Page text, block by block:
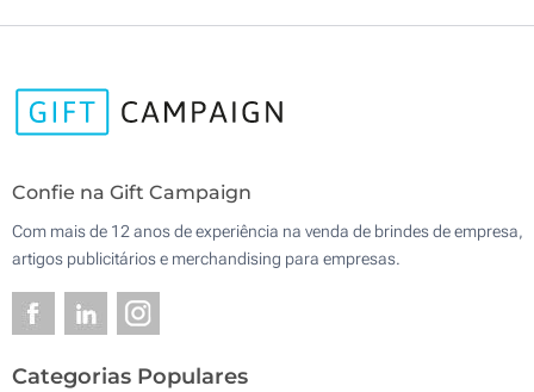
Confie na Gift Campaign
Com mais de 12 anos de experiência na venda de brindes de empresa,
artigos publicitários e merchandising para empresas.
Categorias Populares